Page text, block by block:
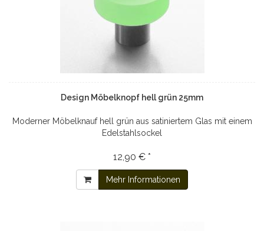
Design Möbelknopf hell grün 25mm
Moderner Möbelknauf hell grün aus satiniertem Glas mit einem
Edelstahlsockel
12,90 € *
Mehr Informationen